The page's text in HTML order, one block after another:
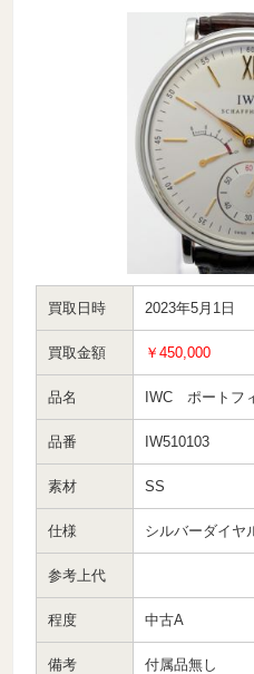
買取日時 2023年5月1日
買取金額 ￥450,000
品名 IWC ポートフ
品番 IW510103
素材 SS
仕様 シルバーダイ
参考上代
程度 中古A
備考 付属品無し